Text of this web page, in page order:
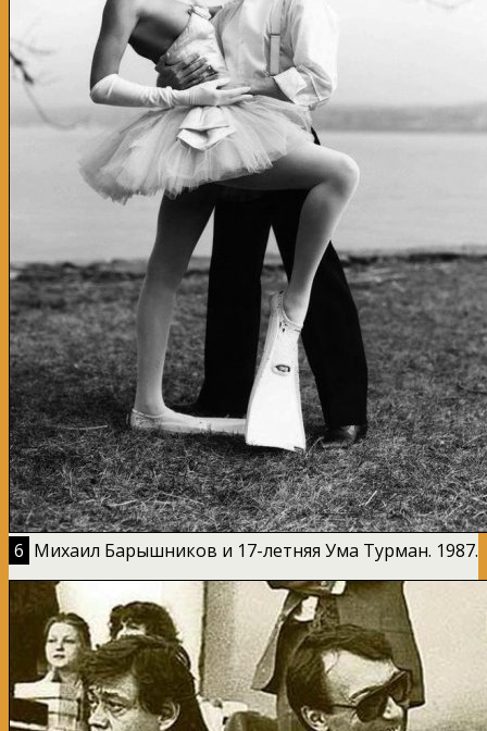
6 Михаил Барышников и 17-летняя Ума Турман. 1987.